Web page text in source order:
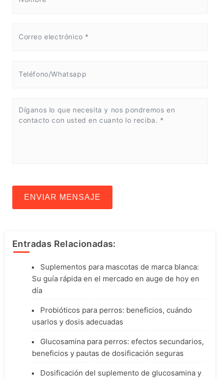
ENVIAR MENSAJE
Entradas Relacionadas:
Suplementos para mascotas de marca blanca:
Su guía rápida en el mercado en auge de hoy en
día
Probióticos para perros: beneficios, cuándo
usarlos y dosis adecuadas
Glucosamina para perros: efectos secundarios,
beneficios y pautas de dosificación seguras
Dosificación del suplemento de glucosamina y